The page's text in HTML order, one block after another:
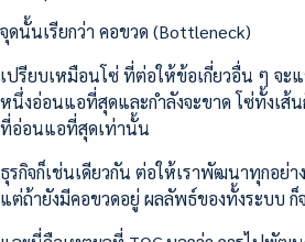
จุดนั้นเรียกว่า คอขวด (Bottleneck)
เปรียบเหมือนโซ่ ที่ต่อให้ข้อเกี่ยวอื่น ๆ จะ
หนึ่งอ่อนแอที่สุดและกำลังจะขาด โซ่ทั้งเส้
ที่อ่อนแอที่สุดเท่านั้น
ธุรกิจก็เช่นเดียวกัน ต่อให้เราพัฒนาทุกอย่า
แต่ถ้ายังมีคอขวดอยู่ ผลลัพธ์ของทั้งระบบ ก็